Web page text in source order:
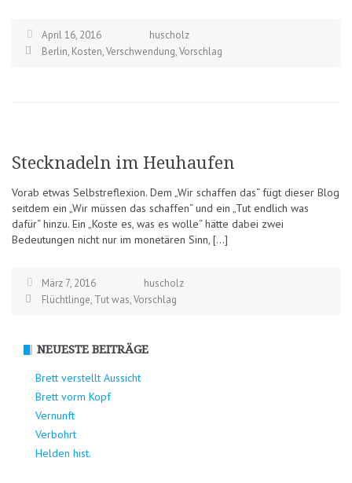
April 16, 2016
huscholz
Berlin, Kosten,Verschwendung,Vorschlag
Stecknadeln im Heuhaufen
Vorab etwas Selbstreflexion. Dem „Wir schaffen das“ fügt dieser Blog
seitdem ein „Wir müssen das schaffen“ und ein „Tut endlich was
dafür“ hinzu. Ein „Koste es, was es wolle“ hätte dabei zwei
Bedeutungen nicht nur im monetären Sinn, […]
März 7, 2016
huscholz
Flüchtlinge, Tut was,Vorschlag
NEUESTE BEITRÄGE
Brett verstellt Aussicht
Brett vorm Kopf
Vernunft
Verbohrt
Helden hist.